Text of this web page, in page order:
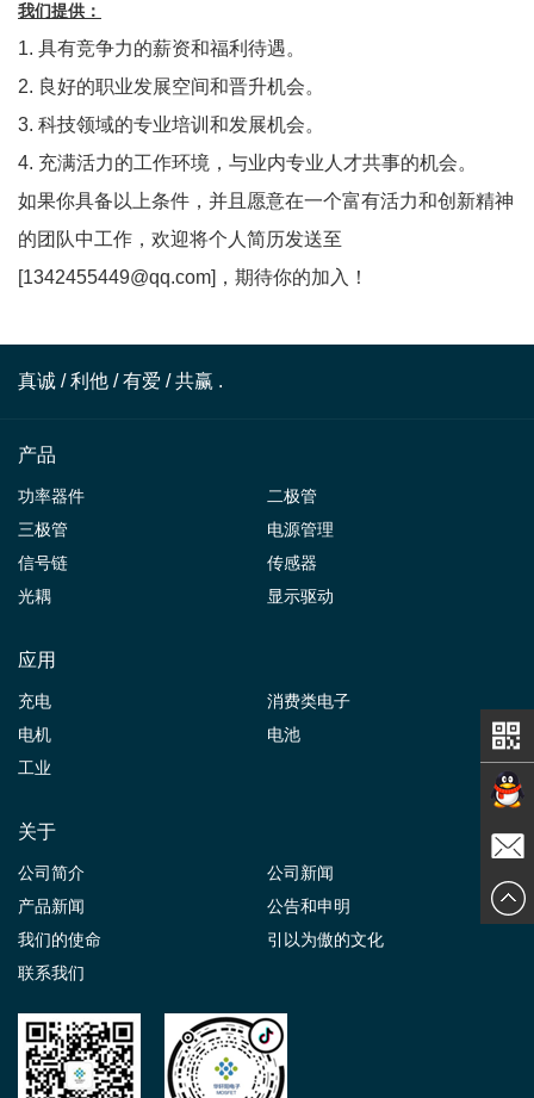
我们提供：
1. 具有竞争力的薪资和福利待遇。
2. 良好的职业发展空间和晋升机会。
3. 科技领域的专业培训和发展机会。
4. 充满活力的工作环境，与业内专业人才共事的机会。
如果你具备以上条件，并且愿意在一个富有活力和创新精神
的团队中工作，欢迎将个人简历发送至
[1342455449@qq.com]，期待你的加入！
真诚 / 利他 / 有爱 / 共赢 .
产品
功率器件
二极管
三极管
电源管理
信号链
传感器
光耦
显示驱动
应用
充电
消费类电子
电机
电池
工业
关于
公司简介
公司新闻
产品新闻
公告和申明
我们的使命
引以为傲的文化
联系我们
在线交
谈
发送邮